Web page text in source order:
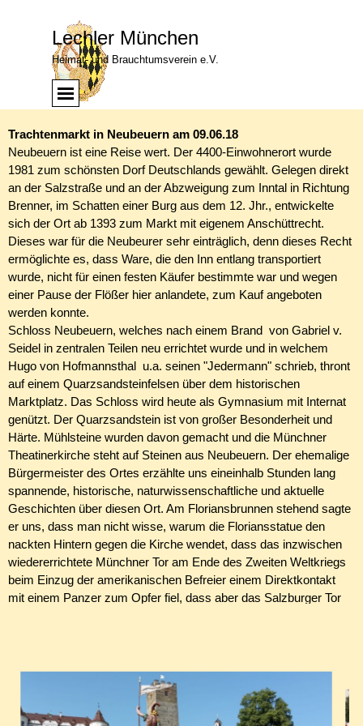
Menü
Lechler München
Heimat- und Brauchtumsverein e.V.
Menü überspringen
Trachtenmarkt in Neubeuern am 09.06.18
Neubeuern ist eine Reise wert. Der 4400-Einwohnerort wurde
1981 zum schönsten Dorf Deutschlands gewählt. Gelegen direkt
an der Salzstraße und an der Abzweigung zum Inntal in Richtung
Brenner, im Schatten einer Burg aus dem 12. Jhr., entwickelte
sich der Ort ab 1393 zum Markt mit eigenem Anschüttrecht.
Dieses war für die Neubeurer sehr einträglich, denn dieses Recht
ermöglichte es, dass Ware, die den Inn entlang transportiert
wurde, nicht für einen festen Käufer bestimmte war und wegen
einer Pause der Flößer hier anlandete, zum Kauf angeboten
werden konnte.
Schloss Neubeuern, welches nach einem Brand von Gabriel v.
Seidel in zentralen Teilen neu errichtet wurde und in welchem
Hugo von Hofmannsthal u.a. seinen "Jedermann" schrieb, thront
auf einem Quarzsandsteinfelsen über dem historischen
Marktplatz. Das Schloss wird heute als Gymnasium mit Internat
genützt. Der Quarzsandstein ist von großer Besonderheit und
Härte. Mühlsteine wurden davon gemacht und die Münchner
Theatinerkirche steht auf Steinen aus Neubeuern. Der ehemalige
Bürgermeister des Ortes erzählte uns eineinhalb Stunden lang
spannende, historische, naturwissenschaftliche und aktuelle
Geschichten über diesen Ort. Am Floriansbrunnen stehend sagte
er uns, dass man nicht wisse, warum die Floriansstatue den
nackten Hintern gegen die Kirche wendet, dass das inzwischen
wiedererrichtete Münchner Tor am Ende des Zweiten Weltkriegs
beim Einzug der amerikanischen Befreier einem Direktkontakt
mit einem Panzer zum Opfer fiel, dass aber das Salzburger Tor
Brennnerbasistunnel auf Bayerischer Seite just über eine Trasse
an Neubeuern vorbei angeschlossen werden soll.
Die Bilder zeigen uns bei der Gwandvorstellung, die Evi zweimal
routiniert und spritzig vorgetragen hat. Man beachte, unsere